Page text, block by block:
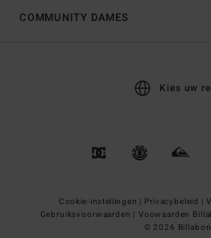
COMMUNITY DAMES
Kies uw
Cookie-instellingen | Privacybeleid |
Gebruiksvoorwaarden | Voowaarden
© 2026